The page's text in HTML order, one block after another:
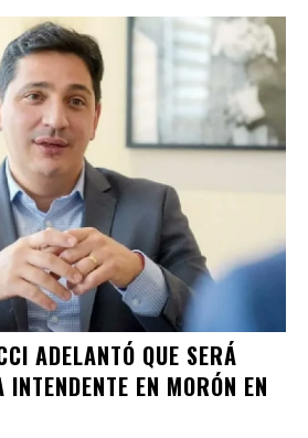
ADELANTÓ QUE SERÁ
EN MORÓN EN